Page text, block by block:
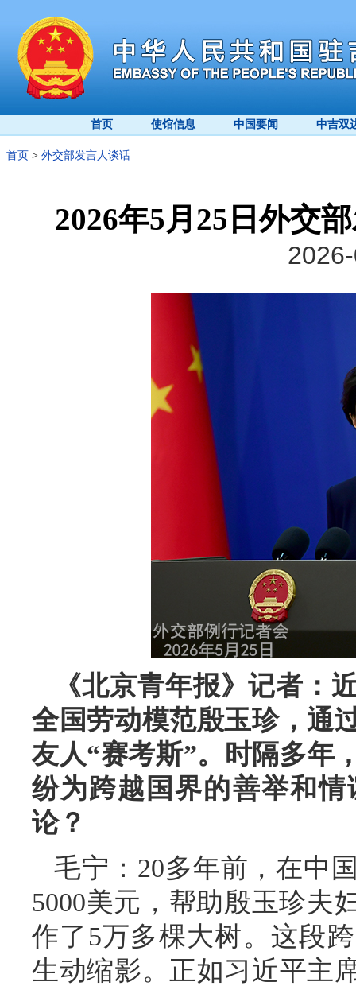
首页 使馆信息 中国要闻 中吉双
首页 > 外交部发言人谈话
2026年5月25日外交
《北京青年报》记者：
全国劳动模范殷玉珍，通
友人“赛考斯”。时隔多年
纷为跨越国界的善举和
论？
毛宁：20多年前，在中
5000美元，帮助殷玉珍夫
作了5万多棵大树。这段
生动缩影。正如习近平主